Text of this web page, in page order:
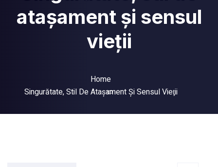
ataşament şi sensul
vieţii
Home
Singurătate, Stil De Ataşament Şi Sensul Vieţii